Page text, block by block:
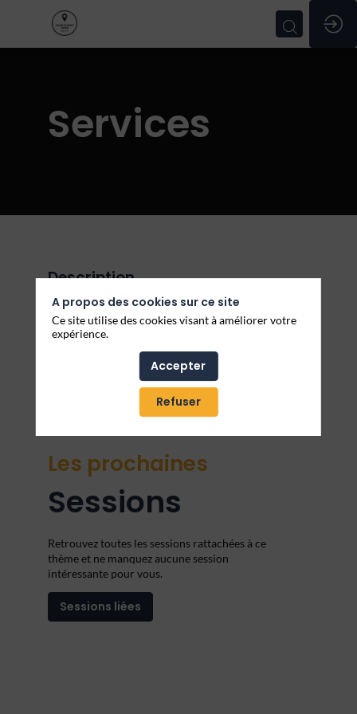
Services
Description
Entreprises, participants, offres partenaires,
conferences, découvrez tous les prestataires de
service participants au salon !
Les prochaines
Sessions
Retrouvez toutes les sessions rattachées à ce
thème et ne manquez aucune session
intéressante pour vous.
Sessions liées
A propos des cookies sur ce site
Ce site utilise des cookies visant à améliorer votre
expérience.
Accepter
Refuser